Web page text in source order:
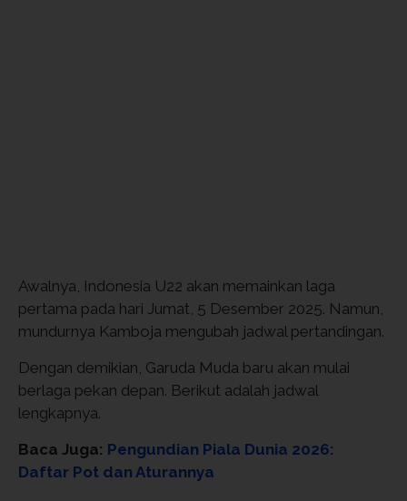
Awalnya, Indonesia U22 akan memainkan laga
pertama pada hari Jumat, 5 Desember 2025. Namun,
mundurnya Kamboja mengubah jadwal pertandingan.
Dengan demikian, Garuda Muda baru akan mulai
berlaga pekan depan. Berikut adalah jadwal
lengkapnya.
Baca Juga: Pengundian Piala Dunia 2026:
Daftar Pot dan Aturannya